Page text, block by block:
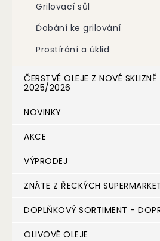
Grilovací sůl
Ďobání ke grilování
Prostírání a úklid
ČERSTVÉ OLEJE Z NOVÉ SKLIZNĚ
2025/2026
NOVINKY
AKCE
VÝPRODEJ
ZNÁTE Z ŘECKÝCH
DOPLŇKOVÝ SORTIMENT -
OLIVOVÉ OLEJE